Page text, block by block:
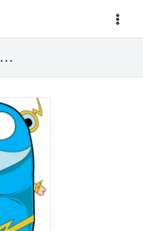
GO WEB IRIS入门到